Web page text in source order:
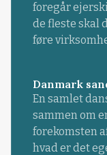
foregår
de fleste skal
føre
Danmark
En samlet
sammen om
forekomsten
hvad er det